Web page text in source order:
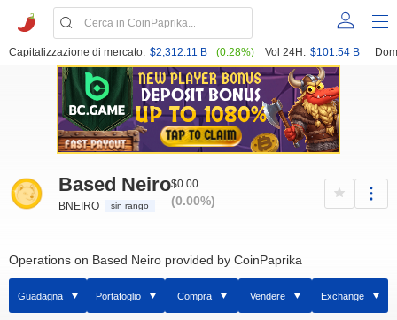
Capitalizzazione di mercato: $2,312.11 B (0.28%) Vol 24H: $101.54 B
Based Neiro
BNEIRO sin rango
$0.00
(0.00%)
Operations on Based Neiro provided by CoinPaprika
Guadagna Portafoglio Compra Vendere Exchange